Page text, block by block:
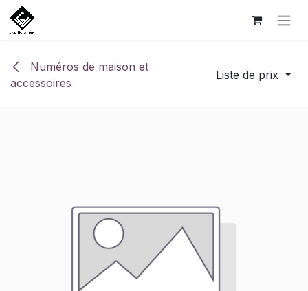
Se rendre au contenu
Numéros de maison et
accessoires
Liste de prix